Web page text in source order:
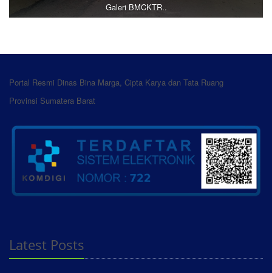
Galeri BMCKTR..
Portal Resmi Dinas Bina Marga, Cipta Karya dan Tata Ruang
Provinsi Sumatera Barat
Latest Posts